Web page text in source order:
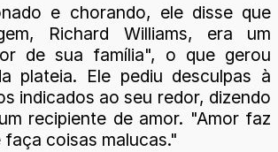
e chorando, ele disse que
Richard Williams, era um
de sua família", o que gerou
plateia. Ele pediu desculpas à
indicados ao seu redor, dizendo
recipiente de amor. "Amor faz
coisas malucas."